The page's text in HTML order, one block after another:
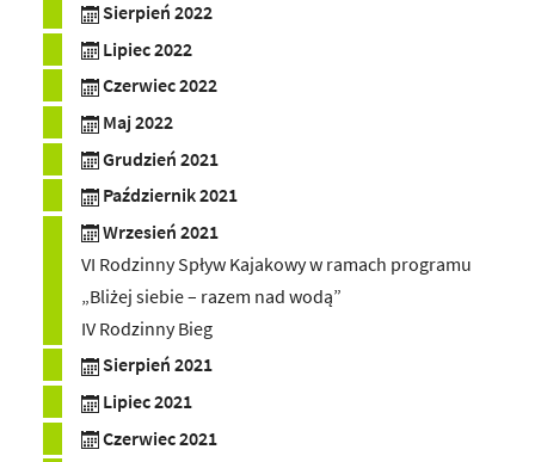
Sierpień 2022
Lipiec 2022
Czerwiec 2022
Maj 2022
Grudzień 2021
Październik 2021
Wrzesień 2021
VI Rodzinny Spływ Kajakowy w ramach programu
„Bliżej siebie – razem nad wodą”
IV Rodzinny Bieg
Sierpień 2021
Lipiec 2021
Czerwiec 2021